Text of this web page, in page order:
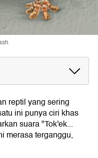
dengan Bahan
Putih
reptil yang sering
ini punya ciri khas
suara "Tok'ek...
merasa terganggu,